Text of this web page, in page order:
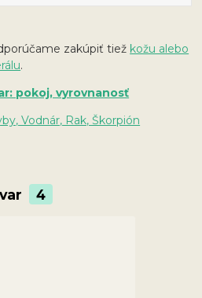
zakúpiť tiež kožu alebo
.
pokoj, vyrovnanosť
Vodnár, Rak, Škorpión
4